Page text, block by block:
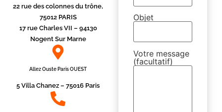
22 rue des colonnes du trône,
75012 PARIS
17 rue Charles VII – 94130
Nogent Sur Marne
Allez Ouste Paris OUEST
5 Villa Chanez – 75016 Paris
Objet
Votre message
(facultatif)